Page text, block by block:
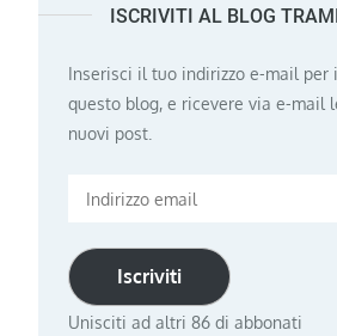
articoli
ISCRIVITI AL BLOG
Inserisci il tuo indirizzo e-mail per
questo blog, e ricevere via e-mail
nuovi post.
Indirizzo
Iscriviti
Unisciti ad altri 86 di abbonati